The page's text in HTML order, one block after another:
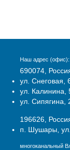
Наш адрес (офис):
690074,
ул. Снеговая,
ул. Калинина,
ул. Сипягина,
196626,
п. Шушары, ул.
многоканальный